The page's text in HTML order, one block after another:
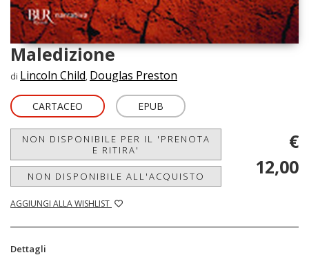
Maledizione
di Lincoln Child, Douglas Preston
CARTACEO EPUB
NON DISPONIBILE PER IL 'PRENOTA
E RITIRA'
NON DISPONIBILE ALL'ACQUISTO
AGGIUNGI ALLA WISHLIST
€
12,00
Dettagli